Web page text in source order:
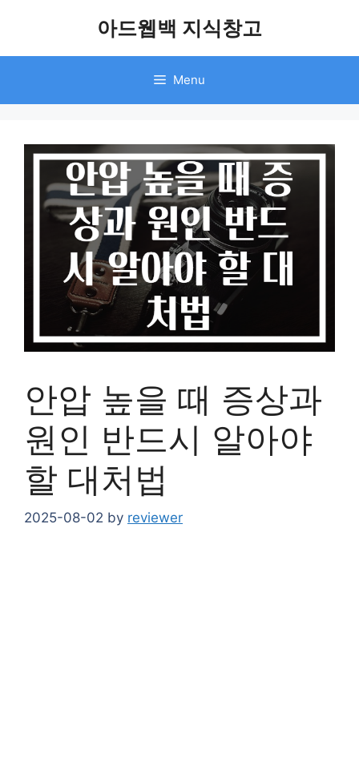
아드웹백 지식창고
Menu
안압 높을 때 증상과
원인 반드시 알아야
할 대처법
2025-08-02 by reviewer